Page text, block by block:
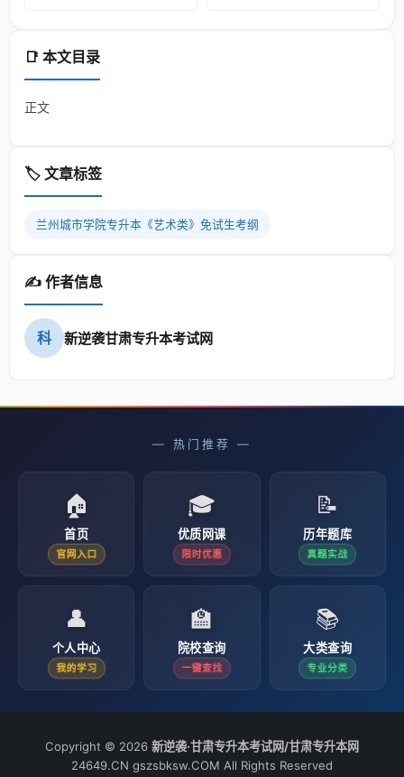
📑 本文目录
正文
🏷️ 文章标签
兰州城市学院专升本《艺术类》免试生考纲
✍️ 作者信息
科 新逆袭甘肃专升本考试网
— 热门推荐 —
🏠
首页
官网入口
🎓
优质网课
限时优惠
📝
历年题库
真题实战
👤
个人中心
我的学习
🏫
院校查询
一键查找
📚
大类查询
专业分类
Copyright © 2026 新逆袭·甘肃专升本考试网/甘肃专升本网
24649.CN gszsbksw.COM All Rights Reserved